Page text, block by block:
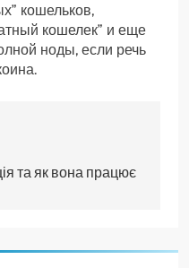
кошельков,
кошелек” и еще
ноды, если речь
та як вона працює